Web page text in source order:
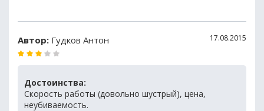
Автор: Гудков Антон 17.08.2015
Достоинства:
Скорость работы (довольно шустрый), цена,
неубиваемость.